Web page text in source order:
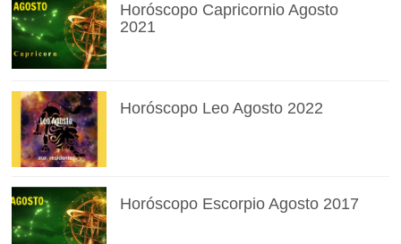
Horóscopo Capricornio Agosto
2021
Horóscopo Leo Agosto 2022
Horóscopo Escorpio Agosto 2017